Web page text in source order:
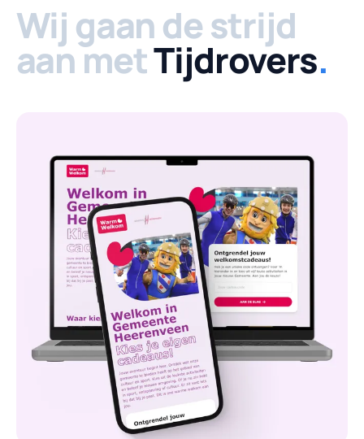
Wij gaan de strijd
aan metTijdrovers.